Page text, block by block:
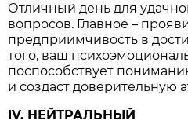
Отличный день для
вопросов. Главное –
предприимчивость в
того, ваш
поспособствует
и создаст доверительную
IV. НЕЙТРАЛЬНЫЙ